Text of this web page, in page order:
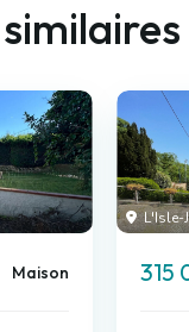
Maison
L'Isle-
315